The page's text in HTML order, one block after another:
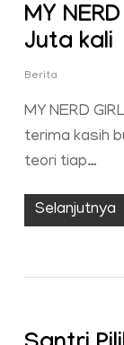
MY
Juta kali
Berita
MY NERD
terima kasih
teori tiap…
Selanjutnya